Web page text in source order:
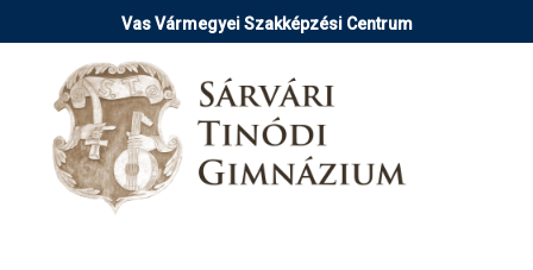
a
tartalomra
Vas Vármegyei Szakképzési Centrum